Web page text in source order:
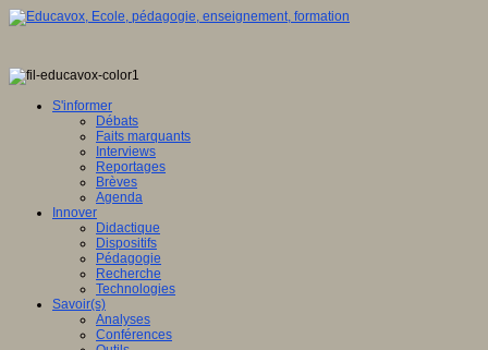
S'informer
Débats
Faits marquants
Interviews
Reportages
Brèves
Agenda
Innover
Didactique
Dispositifs
Pédagogie
Recherche
Technologies
Savoir(s)
Analyses
Conférences